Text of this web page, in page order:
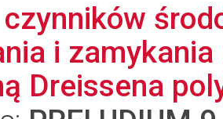
czynników
i
Dreissena